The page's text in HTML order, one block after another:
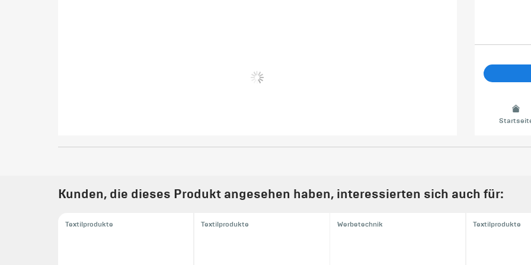
Kunden, die dieses Produkt angesehen haben, interessierten sich auch für:
Textilprodukte Textilprodukte Werbetechnik Textilprodukte